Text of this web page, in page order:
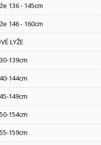
136 - 145cm
146 - 160cm
LYŽE
139cm
144cm
149cm
154cm
159cm